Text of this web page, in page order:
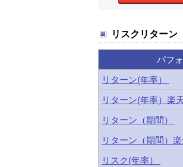
リスクリターン
パフ
リターン(年率）
リターン(年率）楽
リターン（期間）
リターン（期間）
リスク(年率）